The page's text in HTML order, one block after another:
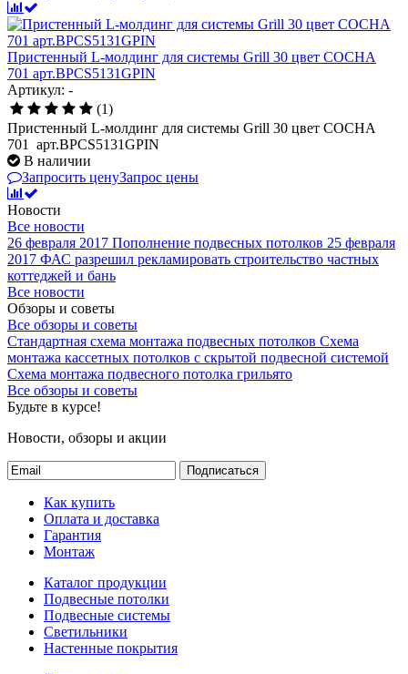
Пристенный L-молдинг для системы Grill 30 цвет СОСНА
701 арт.BPCS5131GPIN
Артикул: -
(1)
Пристенный L-молдинг для системы Grill 30 цвет СОСНА
701 арт.BPCS5131GPIN
В наличии
Запросить ценуЗапрос цены
Новости
Все новости
26 февраля 2017 Пополнение подвесных потолков 25 февраля
2017 ФАС разрешил рекламировать строительство частных
коттеджей и бань
Все новости
Обзоры и советы
Все обзоры и советы
Стандартная схема монтажа подвесных потолков Схема
монтажа кассетных потолков с скрытой подвесной системой
Схема монтажа подвесного потолка грильято
Все обзоры и советы
Будьте в курсе!
Новости, обзоры и акции
Подписаться
Как купить
Оплата и доставка
Гарантия
Монтаж
Каталог продукции
Подвесные потолки
Подвесные системы
Светильники
Настенные покрытия